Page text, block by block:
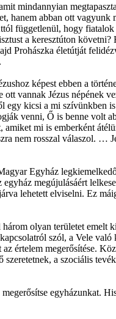
mindannyian
abban ott vagyunk
függetlenül, hogy
a keresztúton
Prohászka életútját
képest ebben a
vannak Jézus népének
kicsi a mi szívünkben
venni, Ő is benne volt
mi is emberként
nem rosszal válaszol. …
Egyház
megújulásáért
lehetett elviselni. Ez
olyan területet
szól, a Vele
megerősítése.
a szociális
egyházunkat.